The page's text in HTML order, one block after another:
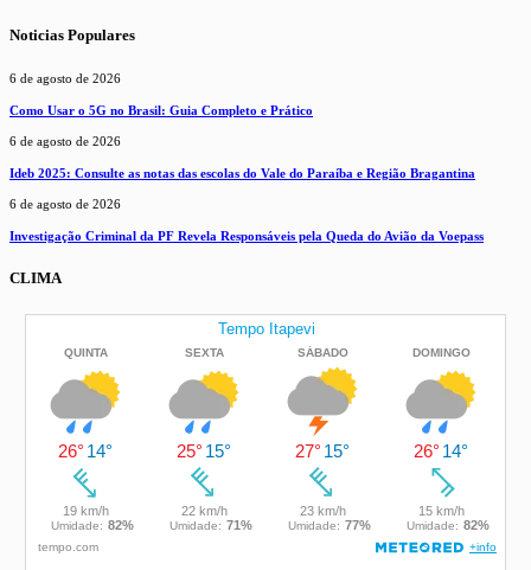
Noticias Populares
6 de agosto de 2026
Como Usar o 5G no Brasil: Guia Completo e Prático
6 de agosto de 2026
Ideb 2025: Consulte as notas das escolas do Vale do Paraíba e Região Bragantina
6 de agosto de 2026
Investigação Criminal da PF Revela Responsáveis pela Queda do Avião da Voepass
CLIMA